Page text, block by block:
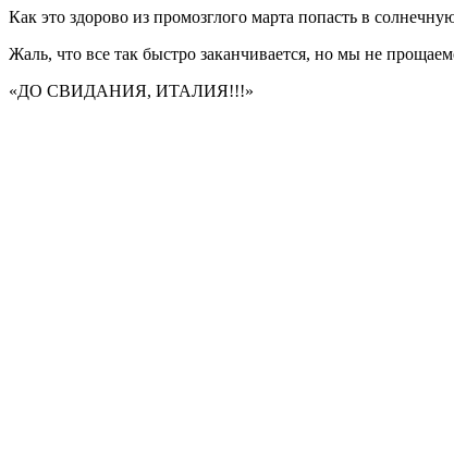
Как это здорово из промозглого марта попасть в
Жаль, что все так быстро заканчивается, но мы не
«ДО СВИДАНИЯ, ИТАЛИЯ!!!»